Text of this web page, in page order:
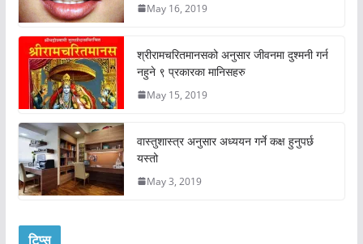
May 16, 2019
श्रीरामचरितमानसको अनुसार जीवनमा दुश्मनी गर्न
नहुने ९ प्रकारका मानिसहरु
May 15, 2019
वास्तुशास्त्र अनुसार अध्ययन गर्ने कक्ष हुनुपर्छ
यस्तो
May 3, 2019
टिप्स